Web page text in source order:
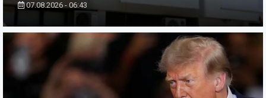
07.08.2026 - 06:43